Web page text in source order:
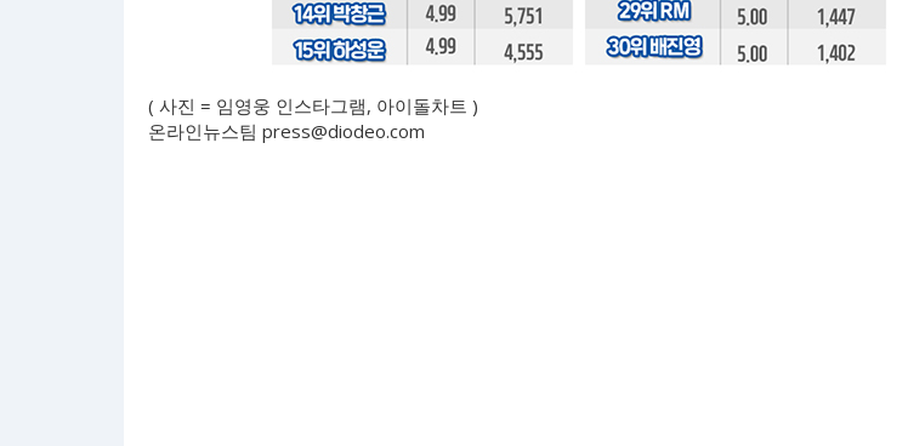
( 사진 = 임영웅 인스타그램, 아이돌차트 )
온라인뉴스팀 press@diodeo.com